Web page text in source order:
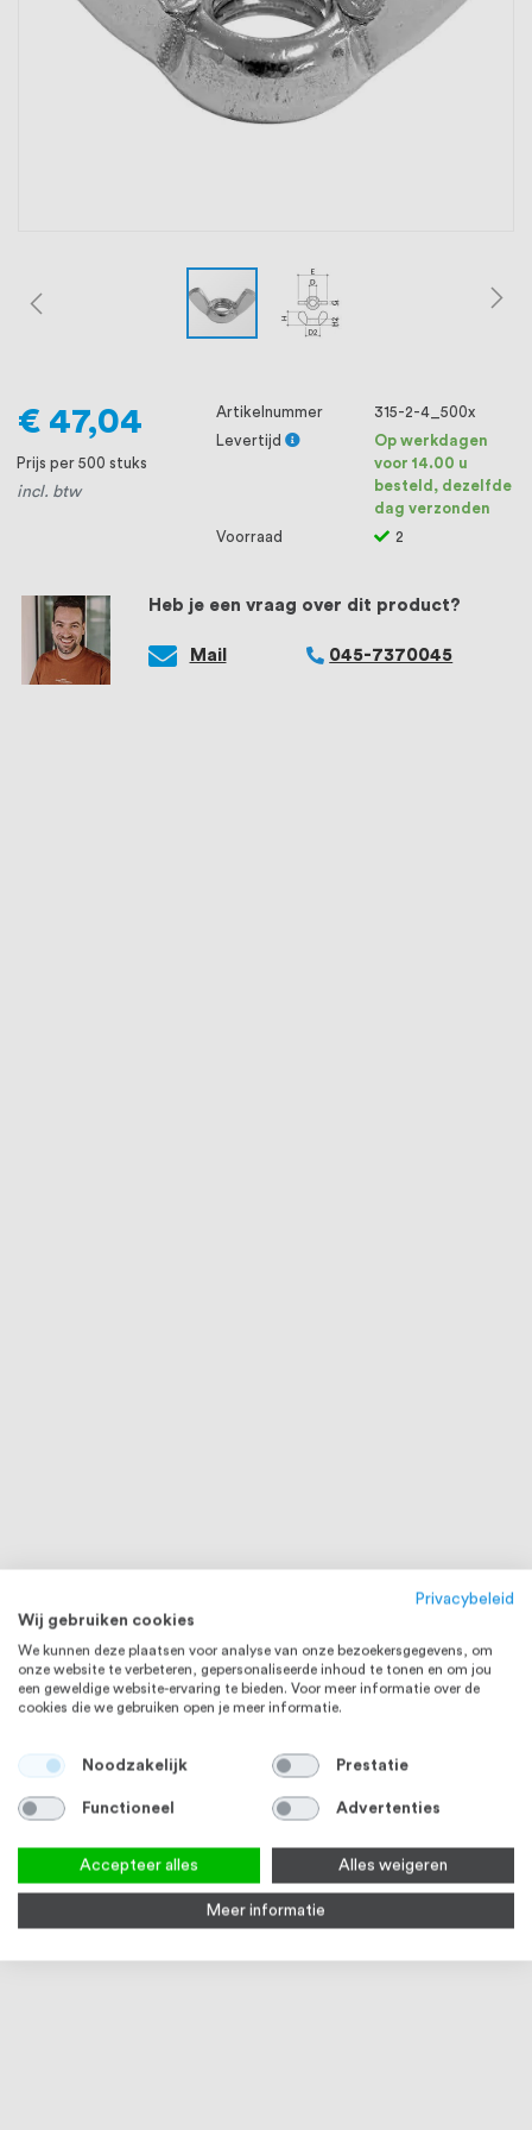
ons voorop, want we geloven dat een
goede relatie met onze klanten het
Heb je een vraag over dit product?
Mail 045-7370045
€ 47,04
Prijs per 500 stuks
incl. btw
Artikelnummer
315-2-4_500x
Levertijd
Op werkdagen
voor 14.00 u
besteld, dezelfde
dag verzonden
Voorraad
2
Privacybeleid
Wij gebruiken cookies
We kunnen deze plaatsen voor analyse van onze bezoekersgegevens, om
onze website te verbeteren, gepersonaliseerde inhoud te tonen en om jou
een geweldige website-ervaring te bieden. Voor meer informatie over de
cookies die we gebruiken open je meer informatie.
Noodzakelijk Prestatie
Functioneel Advertenties
Accepteer alles Alles weigeren
Meer informatie